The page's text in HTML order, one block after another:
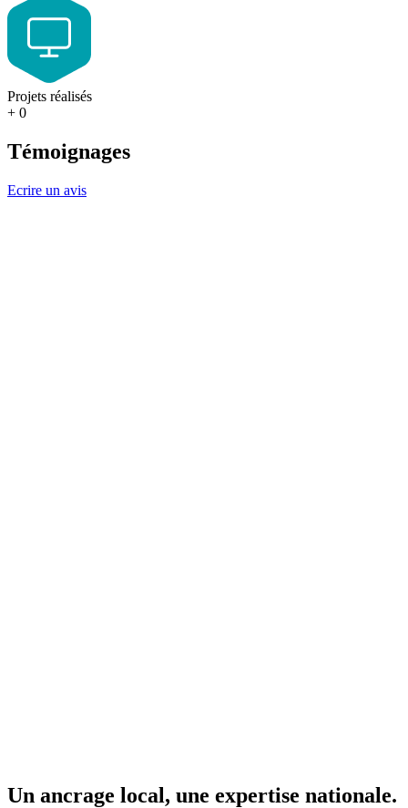
Projets réalisés
+ 0
Témoignages
Ecrire un avis
Un ancrage local, une expertise nationale.